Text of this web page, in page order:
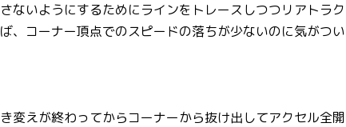
ないようにするためにラインをトレースしつつリアトラク
、コーナー頂点でのスピードの落ちが少ないのに気がつい
変えが終わってからコーナーから抜け出してアクセル全開